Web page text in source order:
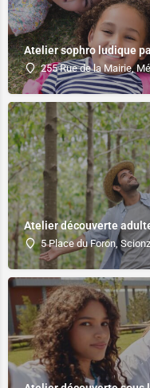
Atelier sophro ludique
255 Rue de la Mairie,
Atelier découverte
5 Place du Foron,